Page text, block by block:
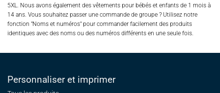
5XL. Nous avons également des vêtements pour bébés et enfants de 1 mois à
14 ans. Vous souhaitez passer une commande de groupe ? Utilisez notre
fonction "Noms et numéros" pour commander facilement des produits
identiques avec des noms ou des numéros différents en une seule fois.
Personnaliser et imprimer